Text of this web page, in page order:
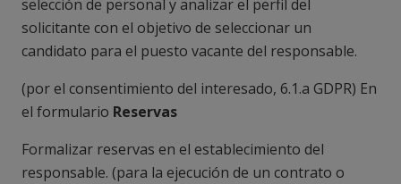
selección de personal y analizar el perfil del
solicitante con el objetivo de seleccionar un
candidato para el puesto vacante del responsable.
(por el consentimiento del interesado, 6.1.a GDPR) En
el formulario Reservas
Formalizar reservas en el establecimiento del
responsable. (para la ejecución de un contrato o